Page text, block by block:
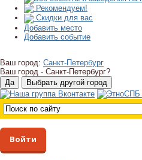
Рекомендуем!
Скидки для вас
Добавить место
Добавить событие
Ваш город: Санкт-Петербург
Ваш город - Санкт-Петербург?
Войти